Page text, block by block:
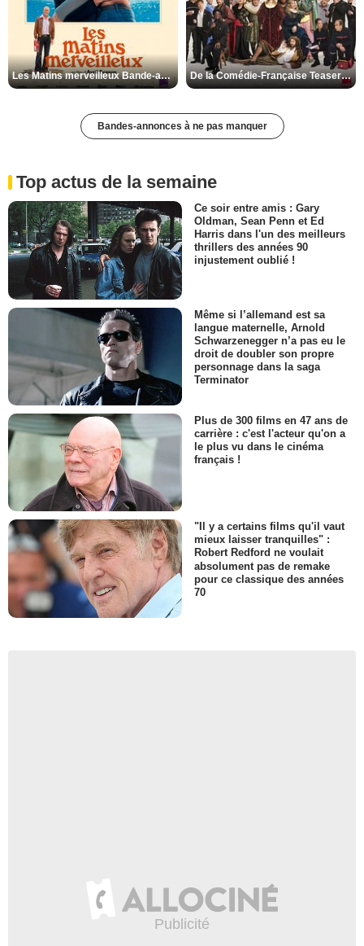
Les Matins merveilleux Bande-annonce VF De la Comédie-Française Teaser VF
Bandes-annonces à ne pas manquer
Top actus de la semaine
Ce soir entre amis : Gary
Oldman, Sean Penn et Ed
Harris dans l'un des meilleurs
thrillers des années 90
injustement oublié !
Même si l’allemand est sa
langue maternelle, Arnold
Schwarzenegger n’a pas eu le
droit de doubler son propre
personnage dans la saga
Terminator
Plus de 300 films en 47 ans de
carrière : c'est l'acteur qu'on a
le plus vu dans le cinéma
français !
"Il y a certains films qu'il vaut
mieux laisser tranquilles" :
Robert Redford ne voulait
absolument pas de remake
pour ce classique des années
70